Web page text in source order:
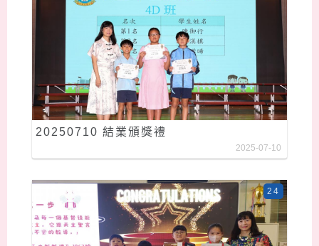
20250710 結業頒獎禮
2025-07-10
24